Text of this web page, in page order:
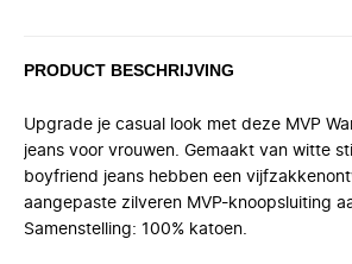
PRODUCT BESCHRIJVING
Upgrade je casual look met deze MVP
jeans voor vrouwen. Gemaakt van witte
boyfriend jeans hebben een
aangepaste zilveren MVP-knoopsluiting
Samenstelling: 100% katoen.